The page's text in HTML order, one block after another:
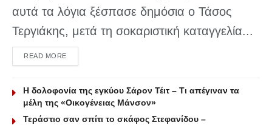
αυτά τα λόγια ξέσπασε δημόσια ο Τάσος
Τεργιάκης, μετά τη σοκαριστική καταγγελία...
READ MOREDETAILS
Η δολοφονία της εγκύου Σάρον Τέιτ – Τι απέγιναν τα
μέλη της «Οικογένειας Μάνσον»
Τεράστιο σαν σπίτι το σκάφος Στεφανίδου –